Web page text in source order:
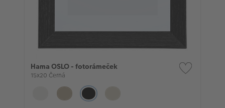
Hama OSLO - fotorámeček
15x20 Černá